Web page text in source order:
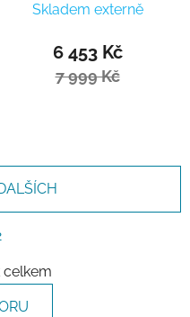
Skladem externě
6 453 Kč
7 999 Kč
prvky výpisu